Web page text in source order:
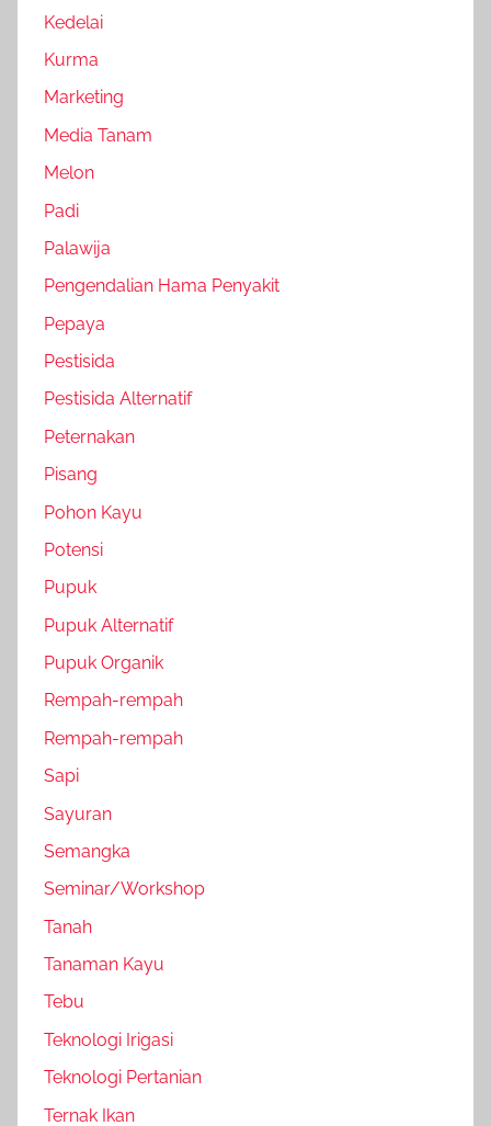
Kedelai
Kurma
Marketing
Media Tanam
Melon
Padi
Palawija
Pengendalian Hama Penyakit
Pepaya
Pestisida
Pestisida Alternatif
Peternakan
Pisang
Pohon Kayu
Potensi
Pupuk
Pupuk Alternatif
Pupuk Organik
Rempah-rempah
Rempah-rempah
Sapi
Sayuran
Semangka
Seminar/Workshop
Tanah
Tanaman Kayu
Tebu
Teknologi Irigasi
Teknologi Pertanian
Ternak Ikan